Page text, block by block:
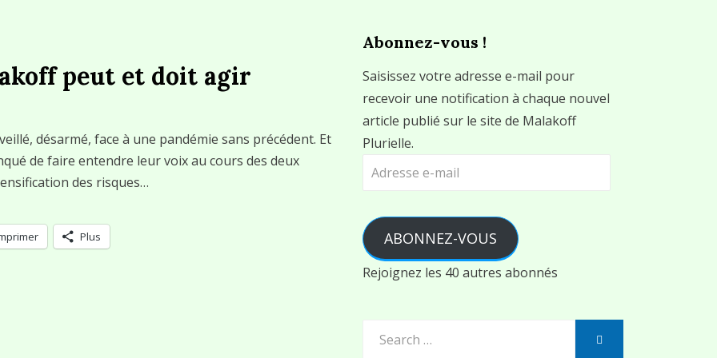
peut et doit agir
désarmé, face à une pandémie sans précédent. Et
de faire entendre leur voix au cours des deux
des risques…
Plus
Abonnez-vous !
Saisissez votre adresse e-mail pour
recevoir une notification à chaque nouvel
article publié sur le site de Malakoff
Plurielle.
Adresse
ABONNEZ-VOUS
Rejoignez les 40 autres abonnés